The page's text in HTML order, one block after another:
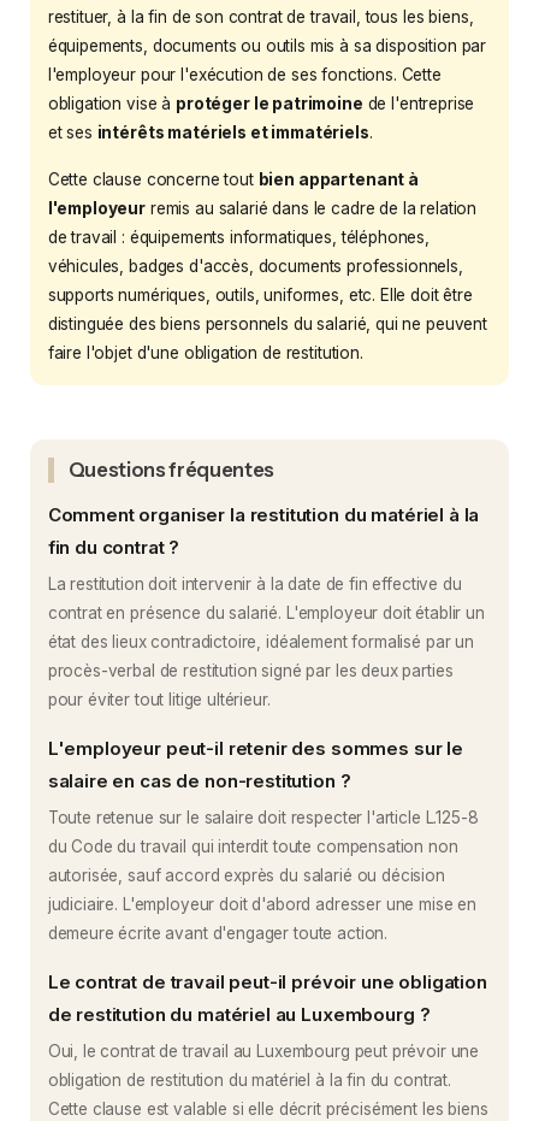
restituer, à la fin de son contrat de travail, tous les biens,
équipements, documents ou outils mis à sa disposition par
l'employeur pour l'exécution de ses fonctions. Cette
obligation vise à protéger le patrimoine de l'entreprise
et ses intérêts matériels et immatériels.
Cette clause concerne tout bien appartenant à
l'employeur remis au salarié dans le cadre de la relation
de travail : équipements informatiques, téléphones,
véhicules, badges d'accès, documents professionnels,
supports numériques, outils, uniformes, etc. Elle doit être
distinguée des biens personnels du salarié, qui ne peuvent
faire l'objet d'une obligation de restitution.
Questions fréquentes
Comment organiser la restitution du matériel à la
fin du contrat ?
La restitution doit intervenir à la date de fin effective du
contrat en présence du salarié. L'employeur doit établir un
état des lieux contradictoire, idéalement formalisé par un
procès-verbal de restitution signé par les deux parties
pour éviter tout litige ultérieur.
L'employeur peut-il retenir des sommes sur le
salaire en cas de non-restitution ?
Toute retenue sur le salaire doit respecter l'article L.125-8
du Code du travail qui interdit toute compensation non
autorisée, sauf accord exprès du salarié ou décision
judiciaire. L'employeur doit d'abord adresser une mise en
demeure écrite avant d'engager toute action.
Le contrat de travail peut-il prévoir une obligation
de restitution du matériel au Luxembourg ?
Oui, le contrat de travail au Luxembourg peut prévoir une
obligation de restitution du matériel à la fin du contrat.
Cette clause est valable si elle décrit précisément les biens